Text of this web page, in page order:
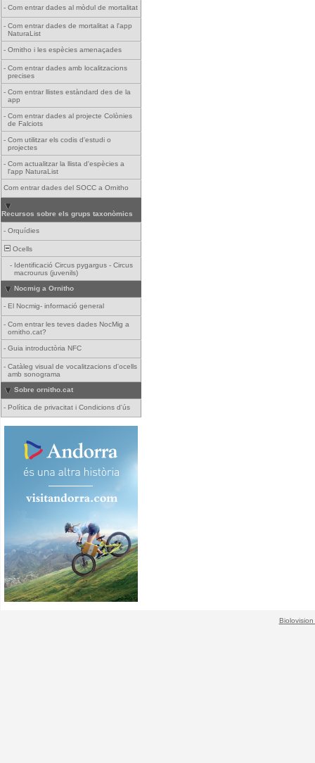
- Com entrar dades al mòdul de mortalitat
- Com entrar dades de mortalitat a l'app
NaturaList
- Ornitho i les espècies amenaçades
- Com entrar dades amb localitzacions
precises
- Com entrar llistes estàndard des de la
app
- Com entrar dades al projecte Colònies
de Falciots
- Com utilitzar els codis d'estudi o
projectes
- Com actualitzar la llista d'espècies a
l'app NaturaList
Com entrar dades del SOCC a Ornitho
Recursos sobre els grups taxonòmics
- Orquídies
Ocells
- Identificació Circus pygargus - Circus
macrourus (juvenils)
Nocmig a Ornitho
- El Nocmig- informació general
- Com entrar les teves dades NocMig a
ornitho.cat?
- Guia introductòria NFC
- Catàleg visual de vocalitzacions d'ocells
amb sonograma
Sobre ornitho.cat
- Política de privacitat i Condicions d'ús
Biolovision